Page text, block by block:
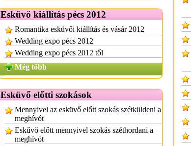
Esküvő kiállítás pécs 2012
Romantika esküvői kiállítás és vásár 2012
Wedding expo pécs 2012
Wedding expo pécs 2012 től
Még több
Esküvő előtti szokások
Mennyivel az esküvő előtt szokás szétküldeni a
meghívót
Eskűvő előtt mennyivel szokás széthordani a
meghívót